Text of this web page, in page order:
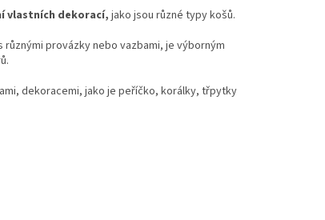
vlastních dekorací, jako jsou různé typy košů.
provázky nebo vazbami, je výborným
dekoracemi, jako je peříčko, korálky, třpytky